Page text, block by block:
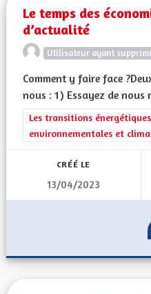
de l'Alsace en
ALSACIENNE
DE LA FIERTÉ ALSACIENNE
Le temps des
d’actualité
Utilisateur ayant
Comment y faire face
nous : 1) Essayez de
Filtrer les résultats de la
Les transitions
environnementales et
CRÉÉ LE
13/04/2023